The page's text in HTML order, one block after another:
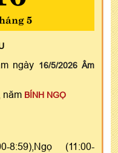
5
ngày 16/5/2026 Âm
, năm BÍNH NGỌ
8:59),Ngọ (11:00-